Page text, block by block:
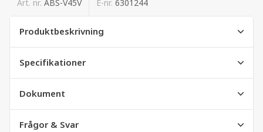
Art. nr. ABS-V45V E-nr. 6301244
Produktbeskrivning
Specifikationer
Dokument
Frågor & Svar